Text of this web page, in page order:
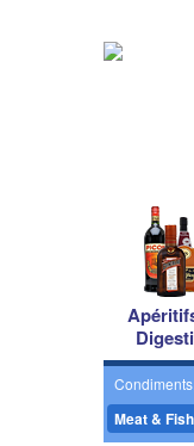
Meat & Fish